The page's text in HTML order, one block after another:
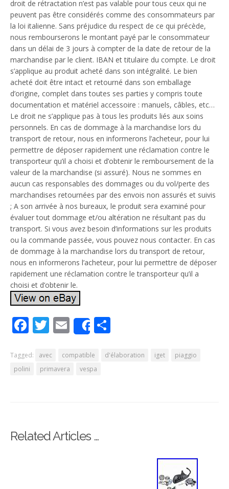
droit de rétractation n’est pas valable pour tous ceux qui ne
peuvent pas être considérés comme des consommateurs par
la loi italienne. Sans préjudice du respect de ce qui précède,
nous rembourserons le montant payé par le consommateur
dans un délai de 3 jours à compter de la date de retour de la
marchandise par le client. IBAN et titulaire du compte. Le droit
s’applique au produit acheté dans son intégralité. Le bien
acheté doit être intact et retourné dans son emballage
d’origine, complet dans toutes ses parties y compris toute
documentation et matériel accessoire : manuels, câbles, etc…
Le droit ne s’applique pas à tous les produits liés aux soins
personnels. En cas de dommage à la marchandise lors du
transport de retour, nous en informerons l’acheteur, pour lui
permettre de déposer rapidement une réclamation contre le
transporteur qu’il a choisi et d’obtenir le remboursement de la
valeur de la marchandise (si assuré). Nous ne sommes en
aucun cas responsables des dommages ou du vol/perte des
marchandises retournées par des envois non assurés et suivis
; A son arrivée à nos bureaux, le produit sera examiné pour
évaluer tout dommage et/ou altération ne résultant pas du
transport. Si vous avez besoin d’informations sur les produits
ou la commande passée, vous pouvez nous contacter. En cas
de dommage à la marchandise lors du transport de retour,
nous en informerons l’acheteur, pour lui permettre de déposer
rapidement une réclamation contre le transporteur qu’il a
choisi et d’obtenir le.
Facebook
Twitter
Email
SharePartager
Tagged: avec compatible d'élaboration iget
piaggio
polini
primavera vespa
Related Articles …